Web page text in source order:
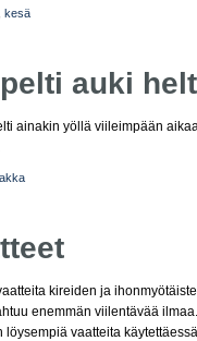
kesä
auki
ainakin yöllä viileimpään
kireiden ja
enemmän viilentävää
vaatteita